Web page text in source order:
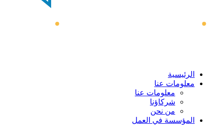
الرئيسية
معلومات عنا
معلومات عنا
شركاؤنا
من نحن
المؤسسة في العمل